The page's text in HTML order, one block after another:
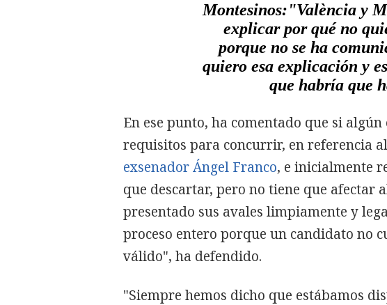
Montesinos:"València y
explicar por qué no
porque no se ha
quiero esa explicación y
que habría que
En ese punto, ha comentado que si
requisitos para concurrir, en referencia
exsenador Ángel Franco, e inicialmente
que descartar, pero no tiene que afectar
presentado sus avales limpiamente y
proceso entero porque un candidato no
válido", ha defendido.
"Siempre hemos dicho que estábamos